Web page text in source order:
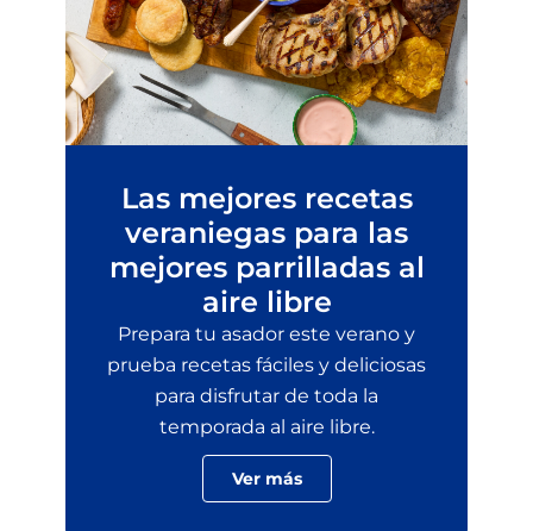
Las mejores recetas
veraniegas para las
mejores parrilladas al
aire libre
Prepara tu asador este verano y
prueba recetas fáciles y deliciosas
para disfrutar de toda la
temporada al aire libre.
Ver más